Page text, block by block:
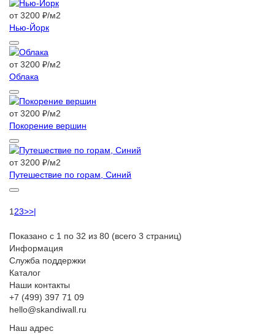
от 3200 ₽/м2
Нью-Йорк
от 3200 ₽/м2
Облака
от 3200 ₽/м2
Покорение вершин
от 3200 ₽/м2
Путешествие по горам, Синий
1 23>>|
Показано с 1 по 32 из 80 (всего 3 страниц)
Информация
Служба поддержки
Каталог
Наши контакты
+7 (499) 397 71 09
hello@skandiwall.ru
Наш адрес